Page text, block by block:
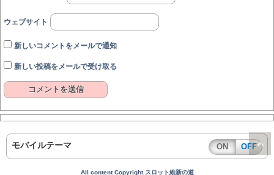
ウェブサイト
新しいコメントをメールで通知
新しい投稿をメールで受け取る
モバイルテーマ ON OFF
All content Copyright スロット維新の道